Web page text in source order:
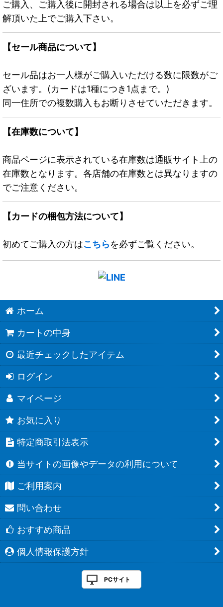
ご購入、ご購入後に開封される場合は以上を必ずご理
解頂いた上でご購入下さい。
【セール商品について】
セール品はお一人様がご購入いただける数に限数がご
ざいます。(カードは1種につき1点まで。)
同一住所での複数購入もお断りさせていただきます。
【在庫数について】
商品ページに表示されている在庫数は通販サイト上の
在庫数となります。各店舗の在庫数とは異なりますの
でご注意ください。
【カードの梱包方法について】
初めてご購入の方はこちらを必ずご覧ください。
ホーム
カートの中身
最近チェックしたアイテム
ログイン
マイページ
お気に入り
特定商取引法表示
当サイトの画像やデータの利用について
ご利用案内
問い合わせ
おすすめ商品
個人情報保護方針
PCサイト